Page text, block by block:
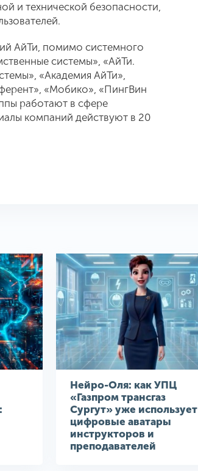
и технической безопасности,
АйТи, помимо системного
системы», «АйТи.
«Академия АйТи»,
«Мобико», «ПингВин
работают в сфере
компаний действуют в 20
Нейро-Оля: как УПЦ
«Газпром трансгаз
Сургут» уже использует
цифровые аватары
инструкторов и
преподавателей